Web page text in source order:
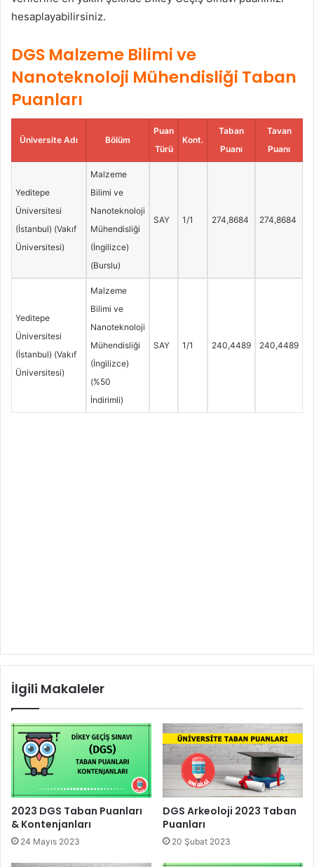
hesaplayabilirsiniz.
DGS Malzeme Bilimi ve
Nanoteknoloji Mühendisliği Taban
Puanları
Üniversite Adı Bölüm
Puan
Türü
Kont.
Taban
Puanı
Tavan
Puanı
Yeditepe
Üniversitesi
(İstanbul) (Vakıf
Üniversitesi)
Malzeme
Bilimi ve
Nanoteknoloji
Mühendisliği
(İngilizce)
(Burslu)
SAY 1/1 274,8684 274,8684
Yeditepe
Üniversitesi
(İstanbul) (Vakıf
Üniversitesi)
Malzeme
Bilimi ve
Nanoteknoloji
Mühendisliği
(İngilizce)
(%50
İndirimli)
SAY 1/1 240,4489 240,4489
İlgili Makaleler
2023 DGS Taban Puanları
& Kontenjanları
24 Mayıs 2023
DGS Arkeoloji 2023 Taban
Puanları
20 Şubat 2023